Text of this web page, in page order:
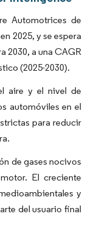
Automotrices de
2025, y se espera
2030, a una CAGR
(2025-2030).
aire y el nivel de
automóviles en el
para reducir
de gases nocivos
El creciente
y
del usuario final